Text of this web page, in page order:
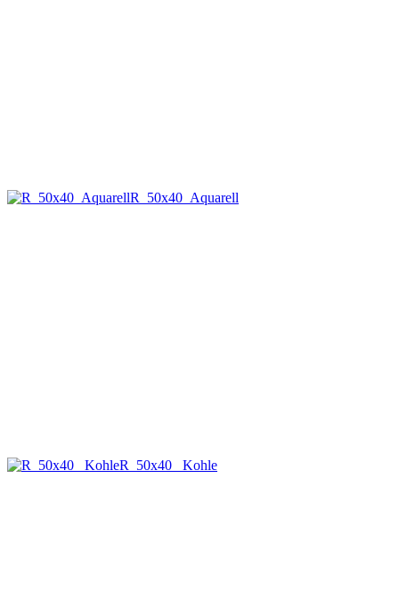
R_50x40_Aquarell
R_50x40 _Kohle